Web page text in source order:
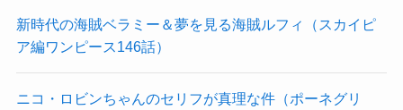
新時代の海賊ベラミー＆夢を見る海賊ルフィ（スカイピ
ア編ワンピース146話）
ニコ・ロビンちゃんのセリフが真理な件（ポーネグリ